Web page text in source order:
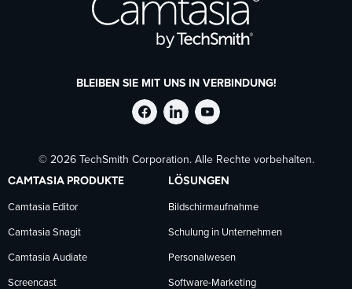
BLEIBEN SIE MIT UNS IN VERBINDUNG!
TechSmith
auf
Facebook
folgen
TechSmith
auf
LinkedIn
folgen
TechSmith
auf
YouTube
© 2026 TechSmith Corporation. Alle Rechte vorbehalten.
CAMTASIA PRODUKTE
Camtasia Editor
Camtasia Snagit
Camtasia Audiate
Screencast
LÖSUNGEN
Bildschirmaufnahme
Schulung in Unternehmen
Personalwesen
Software-Marketing